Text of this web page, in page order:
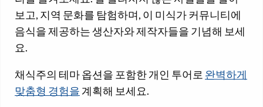
보고, 지역 문화를 탐험하며, 이 미식가 커뮤니티에
음식을 제공하는 생산자와 제작자들을 기념해 보세
요.
채식주의 테마 옵션을 포함한 개인 투어로 완벽하게
맞춤형 경험을계획해 보세요.